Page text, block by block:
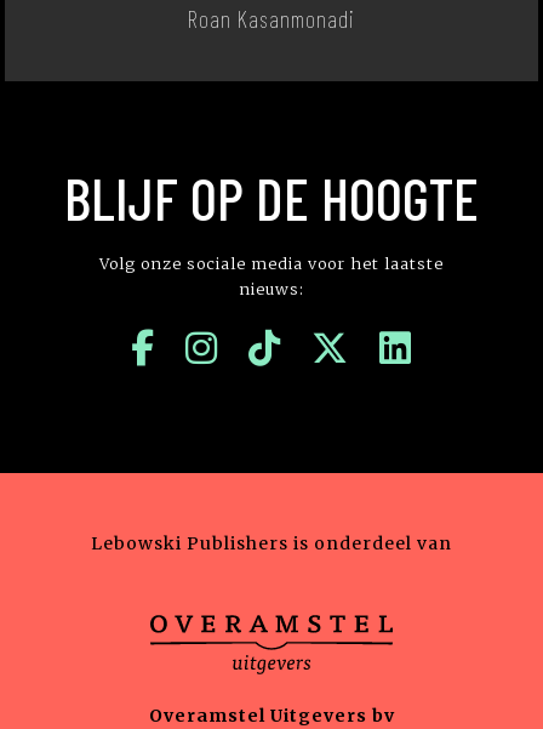
Roan Kasanmonadi
BLIJF OP DE HOOGTE
Volg onze sociale media voor het laatste
nieuws:
Lebowski Publishers is onderdeel van
Overamstel Uitgevers bv